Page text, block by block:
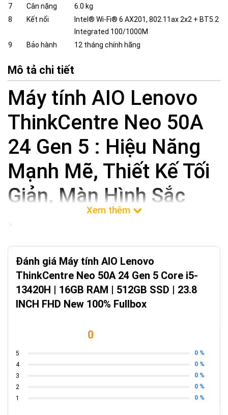
7
Cân nặng
6.0 kg
8
Kết nối
Intel® Wi-Fi® 6 AX201, 802.11ax 2x2 + BT5.2
Integrated 100/1000M
9
Bảo hành 12 tháng chính hãng
Mô tả chi tiết
Máy tính AIO Lenovo
ThinkCentre Neo 50A
24 Gen 5 : Hiệu Năng
Mạnh Mẽ, Thiết Kế Tối
Giản, Màn Hình Sắc
Nét
Trong kỷ nguyên số hóa, nhu cầu về một không gian làm việc hiệu
quả, gọn gàng và thẩm mỹ ngày càng trở nên quan trọng.
Máy
Đánh giá Máy tính AIO Lenovo
ThinkCentre Neo 50A 24 Gen 5 Core i5-
13420H | 16GB RAM | 512GB SSD | 23.8
INCH FHD New 100% Fullbox
0
5
0 %
4
0 %
3
0 %
2
0 %
1
0 %